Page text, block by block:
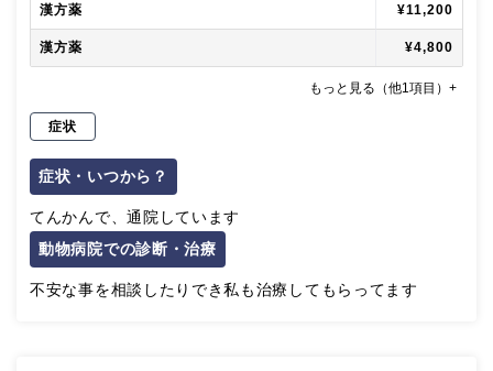
漢方薬 ¥11,200
漢方薬 ¥4,800
もっと見る（他1項目）+
症状
症状・いつから？
てんかんで、通院しています
動物病院での診断・治療
不安な事を相談したりでき私も治療してもらってます